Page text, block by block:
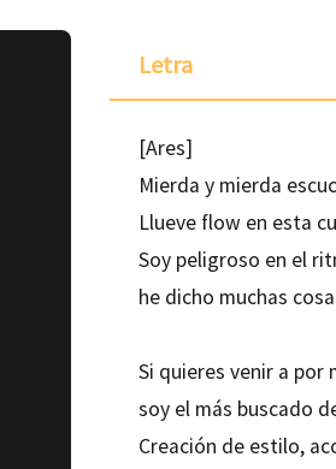
Letra
[Ares]
Mierda y mierda
Llueve flow en esta
Soy peligroso en el
he dicho muchas
Si quieres venir a
soy el más buscado
Creación de estilo,